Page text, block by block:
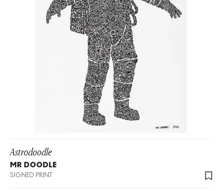
Astrodoodle
MR DOODLE
SIGNED PRINT